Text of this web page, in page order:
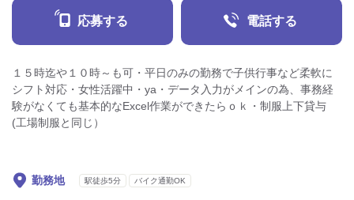
応募する 電話する
１５時迄や１０時～も可・平日のみの勤務で子供行事など柔軟に
シフト対応・女性活躍中・ya・データ入力がメインの為、事務経
験がなくても基本的なExcel作業ができたらｏｋ・制服上下貸与
(工場制服と同じ）
勤務地 駅徒歩5分 バイク通勤OK